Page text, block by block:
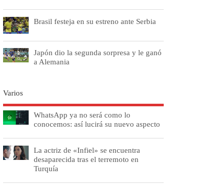
Brasil festeja en su estreno ante Serbia
Japón dio la segunda sorpresa y le ganó
a Alemania
Varios
WhatsApp ya no será como lo
conocemos: así lucirá su nuevo aspecto
La actriz de «Infiel» se encuentra
desaparecida tras el terremoto en
Turquía